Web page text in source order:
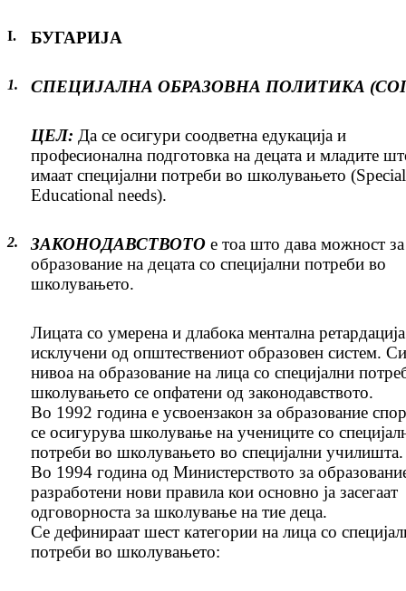
I. БУГАРИЈА
1. СПЕЦИЈАЛНА ОБРАЗОВНА ПОЛИТИКА
ЦЕЛ: Да се осигури соодветна едукација и
професионална подготовка на децата и младите
имаат специјални потреби во школувањето (Special
Educational needs).
2. ЗАКОНОДАВСТВОТО е тоа што дава можност за
образование на децата со специјални потреби во
школувањето.
Лицата со умерена и длабока ментална
исклучени од општествениот образовен систем.
нивоа на образование на лица со специјални
школувањето се опфатени од законодавството.
Во 1992 година е усвоензакон за образование
се осигурува школување на учениците со
потреби во школувањето во специјални училишта.
Во 1994 година од Министерството за
разработени нови правила кои основно ја засегаат
одговорноста за школување на тие деца.
Се дефинираат шест категории на лица со
потреби во школувањето: